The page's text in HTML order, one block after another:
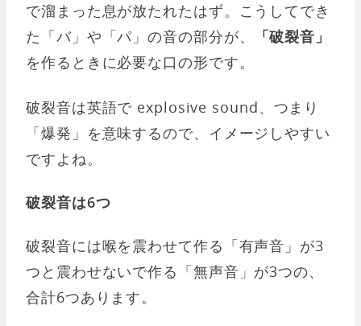
で溜まった息が放たれたはず。こうしてでき
た「バ」や「パ」の音の部分が、
「破裂音」
を作るときに必要な口の形です。
破裂音は英語で explosive sound、つまり
「爆発」を意味するので、イメージしやすい
ですよね。
破裂音は6つ
破裂音には喉を震わせて作る「有声音」が3
つと震わせないで作る「無声音」が3つの、
合計6つあります。